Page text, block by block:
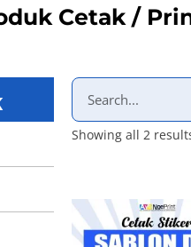
Cetak /
Showing all 2